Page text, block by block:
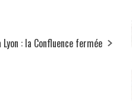
: la Confluence fermée